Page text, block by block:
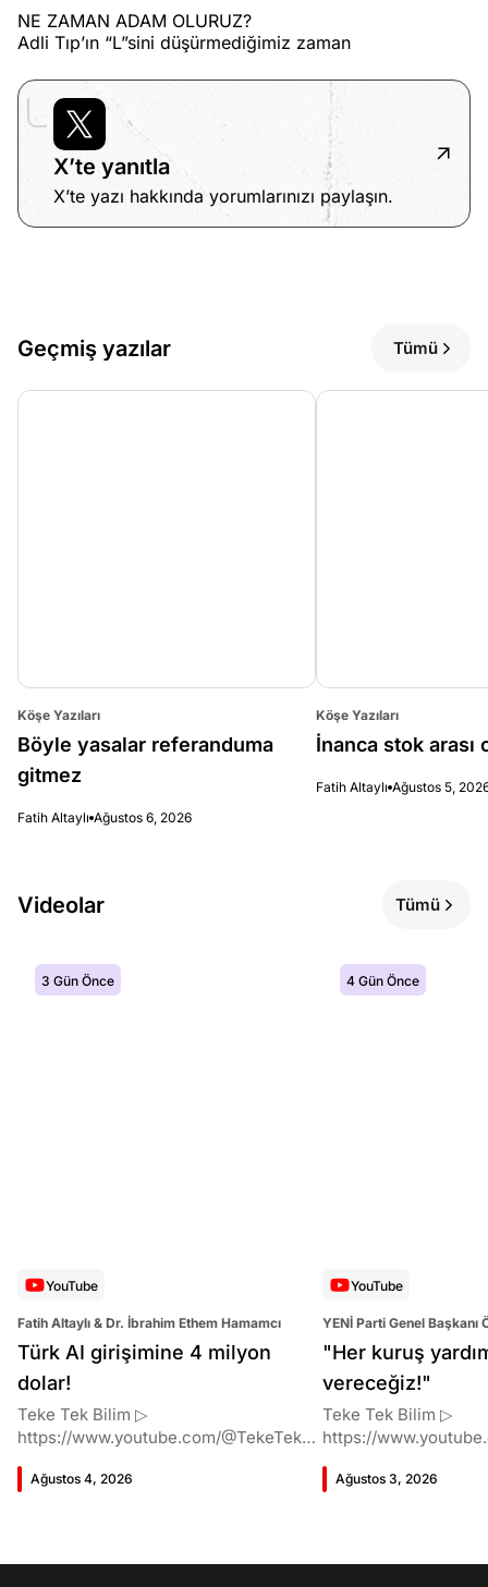
NE ZAMAN ADAM OLURUZ?
Adli Tıp’ın “L”sini düşürmediğimiz zaman
X’te yanıtla
X’te yazı hakkında yorumlarınızı paylaşın.
Geçmiş yazılar Tümü
Köşe Yazıları
Böyle yasalar referanduma
gitmez
Fatih Altaylı Ağustos 6, 2026
Köşe Yazıları
İnanca stok arası
Fatih Altaylı Ağustos 5,
Videolar Tümü
3 Gün Önce
YouTube
Fatih Altaylı & Dr. İbrahim Ethem Hamamcı
Türk AI girişimine 4 milyon
dolar!
Teke Tek Bilim ▷
https://www.youtube.com/@TekeTekBil
Hamamcı kimdir ve akademik
Ağustos 4, 2026
4 Gün Önce
YouTube
YENİ Parti Genel Başkanı
Altaylı
"Her kuruş
vereceğiz!"
Teke Tek Bilim ▷
https://
Butlan kararı kimin
Ağustos 3, 2026